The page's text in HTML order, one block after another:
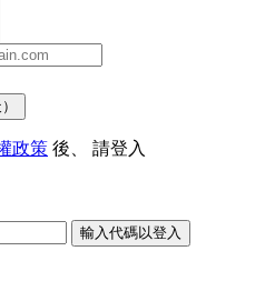
政策 後、 請登入
輸入代碼以登入